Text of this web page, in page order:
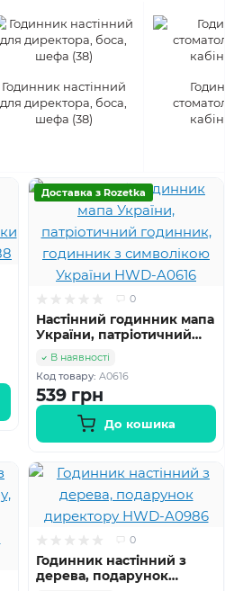
Годинник настінний
для директора, боса,
шефа (38)
Доставка з Rozetka
0
Настінний годинник мапа
України, патріотичний
годинник, годинник з
символікою України
HWD-A0616
В наявності
Код товару: A0616
539 грн
До кошика
0
Годинник настінний з
дерева, подарунок